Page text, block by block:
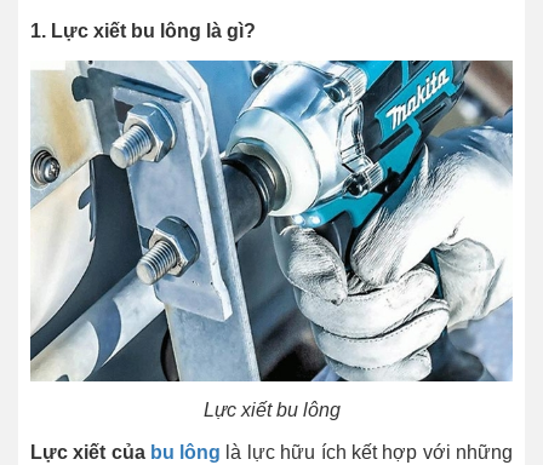
1. Lực xiết bu lông là gì?
Lực xiết bu lông
Lực xiết của bu lông là lực hữu ích kết hợp với những